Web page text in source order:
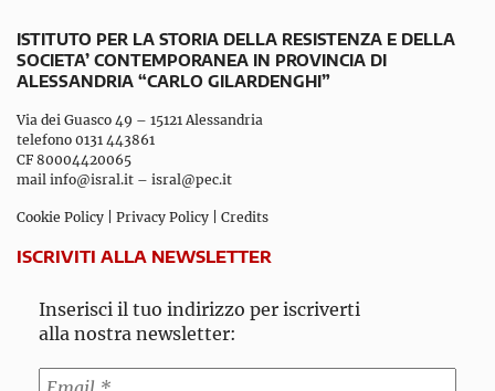
ISTITUTO PER LA STORIA DELLA RESISTENZA E DELLA
SOCIETA’ CONTEMPORANEA IN PROVINCIA DI
ALESSANDRIA “CARLO GILARDENGHI”
Via dei Guasco 49 – 15121 Alessandria
telefono 0131 443861
CF 80004420065
mail info@isral.it – isral@pec.it
Cookie Policy Privacy Policy Credits
ISCRIVITI ALLA NEWSLETTER
Inserisci il tuo indirizzo per iscriverti
alla nostra newsletter: